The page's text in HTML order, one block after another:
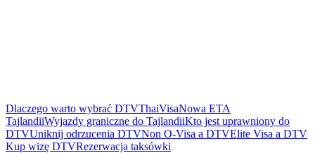
Dlaczego warto wybrać DTVThaiVisaNowa ETA
TajlandiiWyjazdy graniczne do TajlandiiKto jest uprawniony do
DTVUniknij odrzucenia DTVNon O-Visa a DTVElite Visa a DTV
Kup wizę DTVRezerwacja taksówki